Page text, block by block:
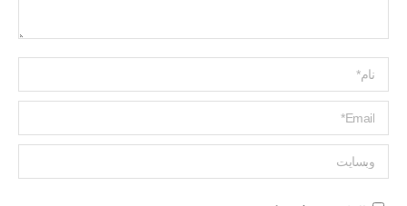
Name *
ایمیل *
وبسایت